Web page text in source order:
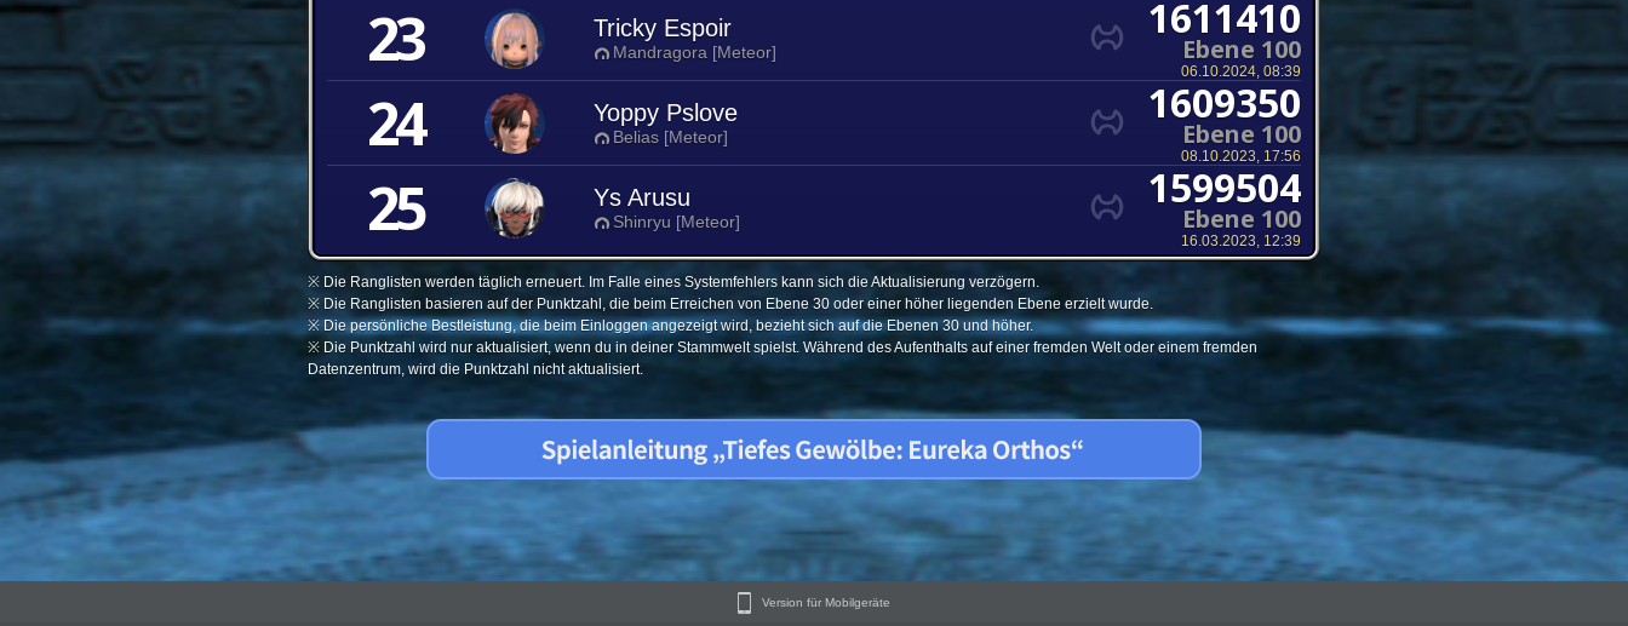
23 Tricky Espoir
Mandragora [Meteor]
1611410
Ebene 100
06.10.2024, 08:39
24 Yoppy Pslove
Belias [Meteor]
1609350
Ebene 100
08.10.2023, 17:56
25 Ys Arusu
Shinryu [Meteor]
1599504
Ebene 100
16.03.2023, 12:39
※ Die Ranglisten werden täglich erneuert. Im Falle eines Systemfehlers kann sich die Aktualisierung verzögern.
※ Die Ranglisten basieren auf der Punktzahl, die beim Erreichen von Ebene 30 oder einer höher liegenden Ebene erzielt wurde.
※ Die persönliche Bestleistung, die beim Einloggen angezeigt wird, bezieht sich auf die Ebenen 30 und höher.
※ Die Punktzahl wird nur aktualisiert, wenn du in deiner Stammwelt spielst. Während des Aufenthalts auf einer fremden Welt oder einem fremden
Datenzentrum, wird die Punktzahl nicht aktualisiert.
Version für Mobilgeräte